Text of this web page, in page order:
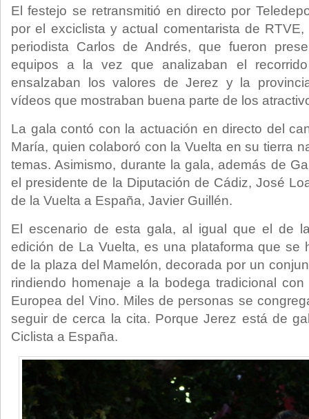
El festejo se retransmitió en directo por
por el exciclista y actual comentarista de
periodista Carlos de Andrés, que fueron
equipos a la vez que analizaban el
ensalzaban los valores de Jerez y la
vídeos que mostraban buena parte de los
La gala contó con la actuación en directo del
María, quien colaboró con la Vuelta en su tierra
temas. Asimismo, durante la gala, además de
el presidente de la Diputación de Cádiz, José
de la Vuelta a España, Javier Guillén.
El escenario de esta gala, al igual que el de
edición de La Vuelta, es una plataforma que se
de la plaza del Mamelón, decorada por un
rindiendo homenaje a la bodega tradicional
Europea del Vino. Miles de personas se
seguir de cerca la cita. Porque Jerez está de
Ciclista a España.